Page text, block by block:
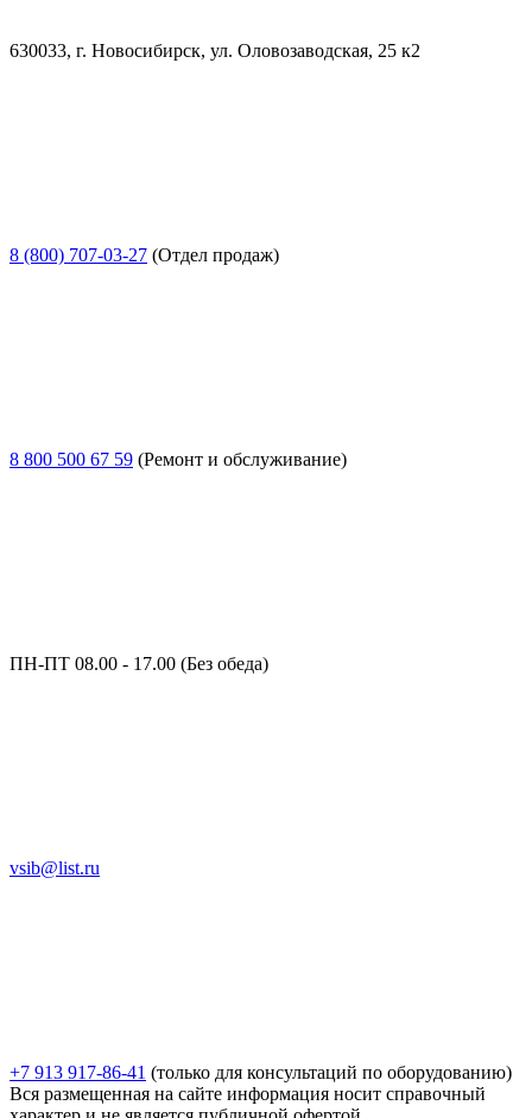
630033, г. Новосибирск, ул. Оловозаводская, 25 к2
8 (800) 707-03-27 (Отдел продаж)
8 800 500 67 59 (Ремонт и обслуживание)
ПН-ПТ 08.00 - 17.00 (Без обеда)
vsib@list.ru
+7 913 917-86-41 (только для консультаций по оборудованию)
Вся размещенная на сайте информация носит справочный